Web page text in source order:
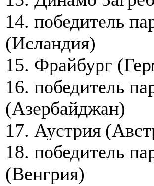
14. победитель
(Исландия)
15. Фрайбург
16. победитель
(Азербайджан)
17. Аустрия
18. победитель
(Венгрия)